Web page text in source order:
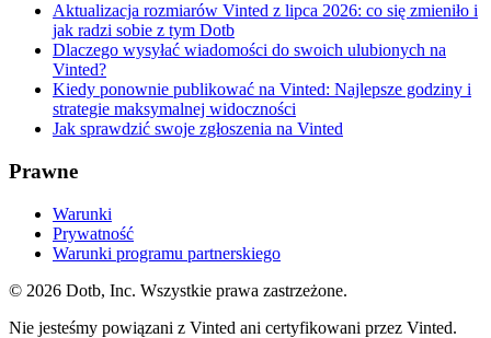
Aktualizacja rozmiarów Vinted z lipca 2026: co się zmieniło i
jak radzi sobie z tym Dotb
Dlaczego wysyłać wiadomości do swoich ulubionych na
Vinted?
Kiedy ponownie publikować na Vinted: Najlepsze godziny i
strategie maksymalnej widoczności
Jak sprawdzić swoje zgłoszenia na Vinted
Prawne
Warunki
Prywatność
Warunki programu partnerskiego
© 2026 Dotb, Inc. Wszystkie prawa zastrzeżone.
Nie jesteśmy powiązani z Vinted ani certyfikowani przez Vinted.